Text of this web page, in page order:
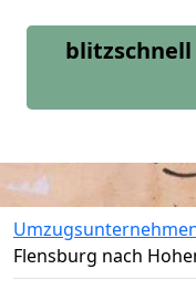
Flensburg nach